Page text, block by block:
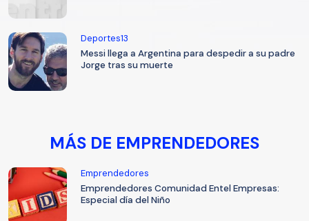
Deportes13
Messi llega a Argentina para despedir a su padre
Jorge tras su muerte
MÁS DE EMPRENDEDORES
Emprendedores
Emprendedores Comunidad Entel Empresas:
Especial día del Niño